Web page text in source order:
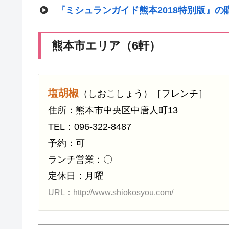
『ミシュランガイド熊本2018特別版』の
熊本市エリア（6軒）
塩胡椒 （しおこしょう）［フレンチ］
住所：熊本市中央区中唐人町13
TEL：096-322-8487
予約：可
ランチ営業：〇
定休日：月曜
URL：http://www.shiokosyou.com/